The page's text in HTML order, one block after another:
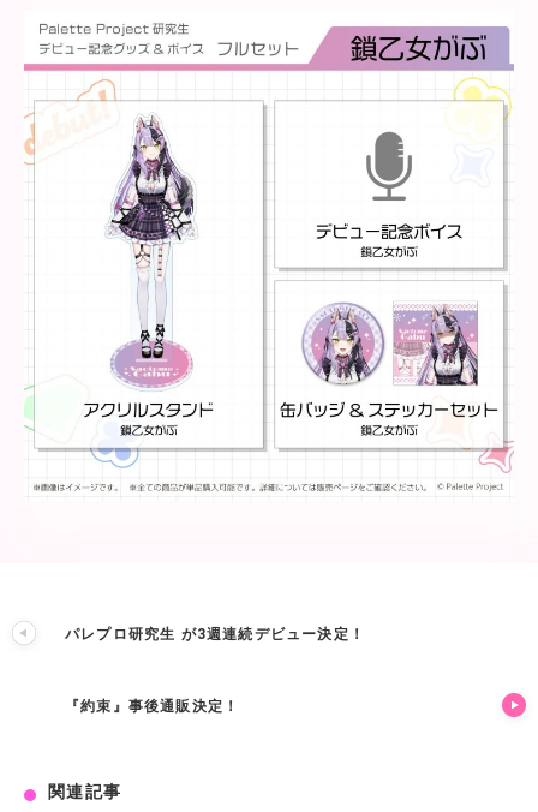
パレプロ研究生 が3週連続デビュー決定！
『約束』事後通販決定！
関連記事